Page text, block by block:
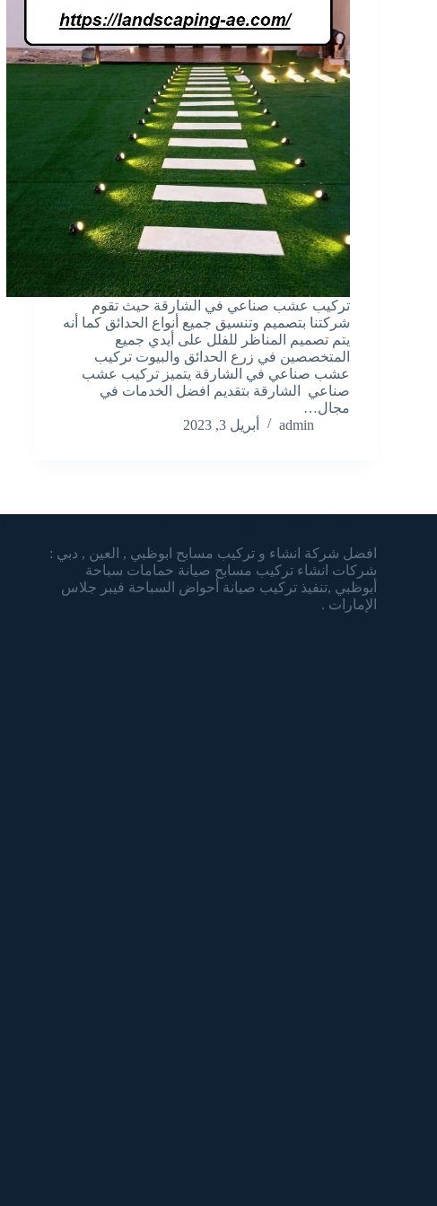
تركيب عشب صناعي في الشارقة حيث تقوم
شركتنا بتصميم وتنسيق جميع أنواع الحدائق كما أنه
يتم تصميم المناظر للفلل على أيدي جميع
المتخصصين في زرع الحدائق والبيوت تركيب
عشب صناعي في الشارقة يتميز تركيب عشب
صناعي الشارقة بتقديم افضل الخدمات في
مجال…
admin
أبريل 3, 2023
افضل شركة انشاء و تركيب مسابح ابوظبي , العين , دبي :
شركات انشاء تركيب مسابح صيانة حمامات سباحة
أبوظبي ,تنفيذ تركيب صيانة أحواض السباحة فيبر جلاس
الإمارات .